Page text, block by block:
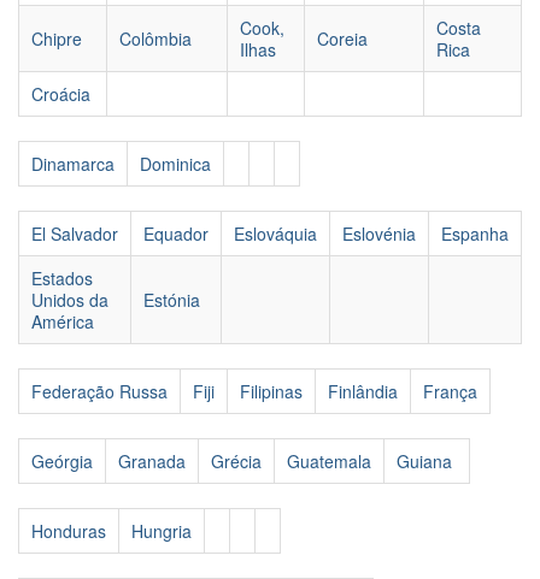
Chipre Colômbia
Cook,
Ilhas
Coreia
Costa
Rica
Croácia
Dinamarca Dominica
El Salvador Equador Eslováquia Eslovénia
Espanha
Estados
Unidos da
América
Estónia
Federação Russa Fiji Filipinas Finlândia França
Geórgia Granada Grécia Guatemala Guiana
Honduras Hungria